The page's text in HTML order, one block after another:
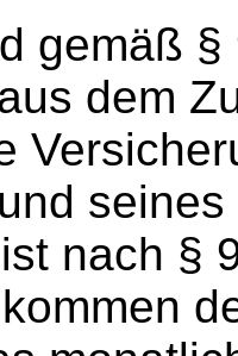
gemäß
dem
nach §